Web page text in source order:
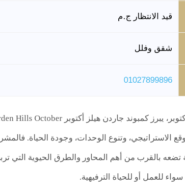
قيد الانتظار ج.م
شقق وفلل
01027899896
تضعه بالقرب من أهم المحاور والطرق الحيوية التي
للعمل أو للحياة الترفيهية.